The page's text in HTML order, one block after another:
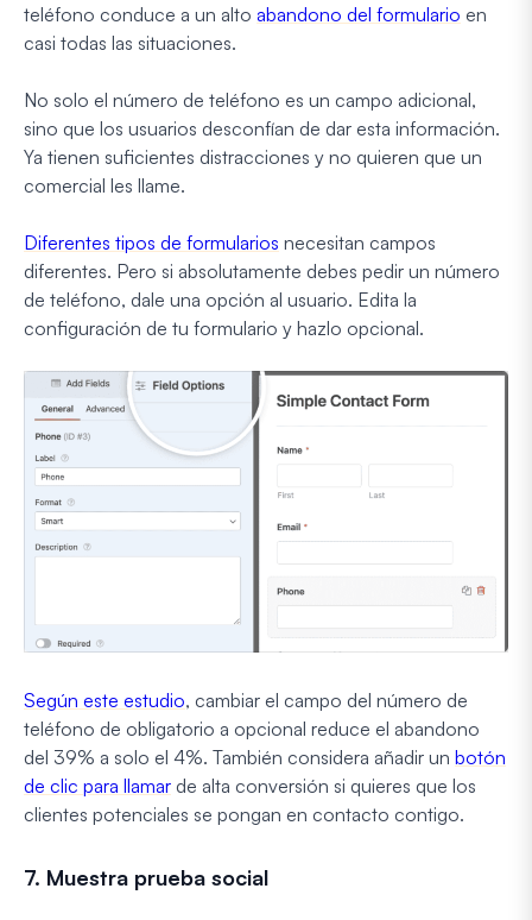
teléfono conduce a un alto abandono del formulario en
casi todas las situaciones.
No solo el número de teléfono es un campo adicional,
sino que los usuarios desconfían de dar esta información.
Ya tienen suficientes distracciones y no quieren que un
comercial les llame.
Diferentes tipos de formularios necesitan campos
diferentes. Pero si absolutamente debes pedir un número
de teléfono, dale una opción al usuario. Edita la
configuración de tu formulario y hazlo opcional.
Según este estudio, cambiar el campo del número de
teléfono de obligatorio a opcional reduce el abandono
del 39% a solo el 4%. También considera añadir un botón
de clic para llamar de alta conversión si quieres que los
clientes potenciales se pongan en contacto contigo.
7. Muestra prueba social